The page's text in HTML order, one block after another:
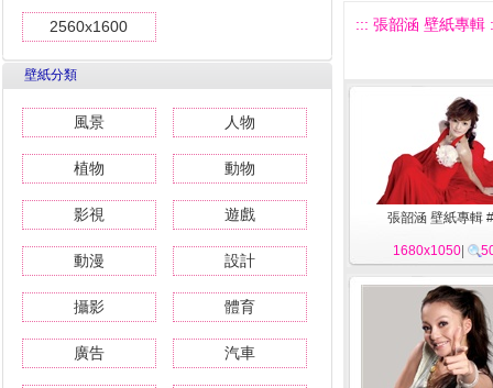
2560x1600
壁紙分類
風景 人物
植物 動物
影視 遊戲
動漫 設計
攝影 體育
廣告 汽車
::: 張韶涵 壁紙專輯
張韶涵 壁紙專輯
1680x1050